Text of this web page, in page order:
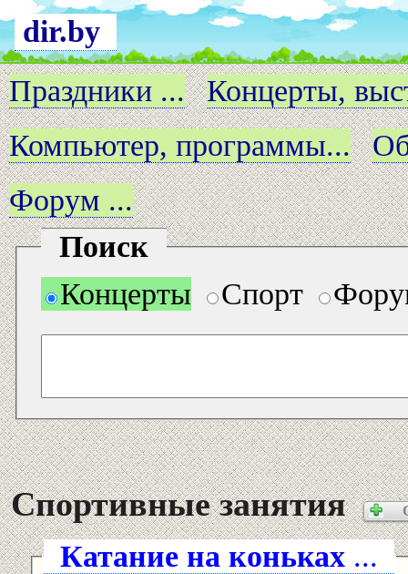
dir.by
Праздники ...
Концерты,
Компьютер, программы...
Форум ...
Поиск
Концерты
Спорт
Спортивные занятия
Катание на коньках ...